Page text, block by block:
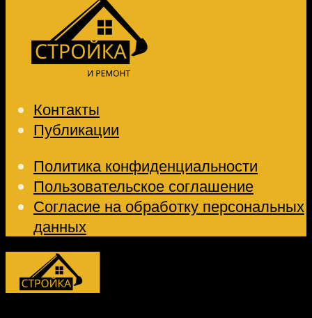
Контакты
Публикации
Политика конфиденциальности
Пользовательское соглашение
Согласие на обработку персональных
данных